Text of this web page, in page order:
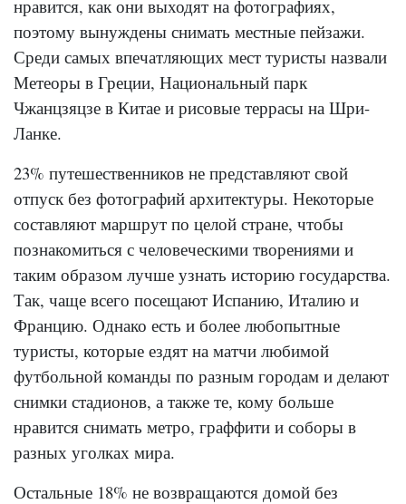
нравится, как они выходят на фотографиях,
поэтому вынуждены снимать местные пейзажи.
Среди самых впечатляющих мест туристы назвали
Метеоры в Греции, Национальный парк
Чжанцзяцзе в Китае и рисовые террасы на Шри-
Ланке.
23% путешественников не представляют свой
отпуск без фотографий архитектуры. Некоторые
составляют маршрут по целой стране, чтобы
познакомиться с человеческими творениями и
таким образом лучше узнать историю государства.
Так, чаще всего посещают Испанию, Италию и
Францию. Однако есть и более любопытные
туристы, которые ездят на матчи любимой
футбольной команды по разным городам и делают
снимки стадионов, а также те, кому больше
нравится снимать метро, граффити и соборы в
разных уголках мира.
Остальные 18% не возвращаются домой без